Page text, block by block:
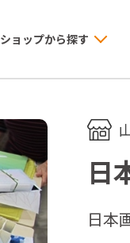
ショップから探す
日
日本